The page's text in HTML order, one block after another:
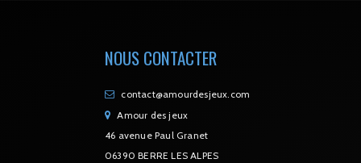
NOUS CONTACTER
contact@amourdesjeux.com
Amour des jeux
46 avenue Paul Granet
06390 BERRE LES ALPES